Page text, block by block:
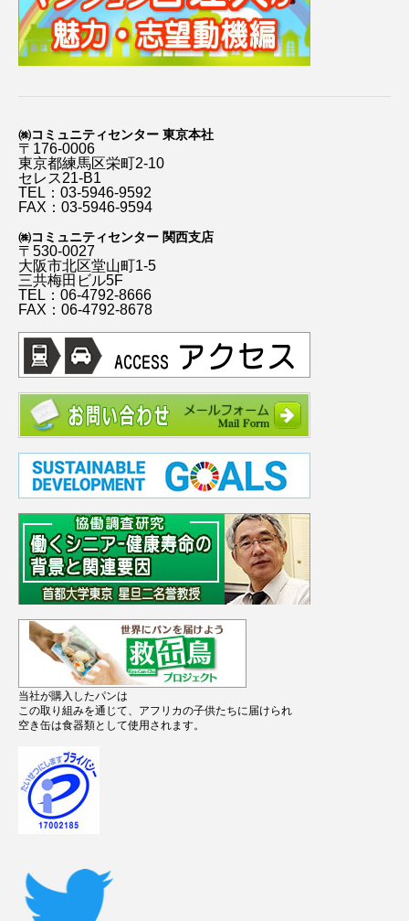
㈱コミュニティセンター 東京本社
〒176-0006
東京都練馬区栄町2-10
セレス21-B1
TEL：03-5946-9592
FAX：03-5946-9594
㈱コミュニティセンター 関西支店
〒530-0027
大阪市北区堂山町1-5
三共梅田ビル5F
TEL：06-4792-8666
FAX：06-4792-8678
当社が購入したパンは
この取り組みを通じて、アフリカの子供たちに届けられ
空き缶は食器類として使用されます。